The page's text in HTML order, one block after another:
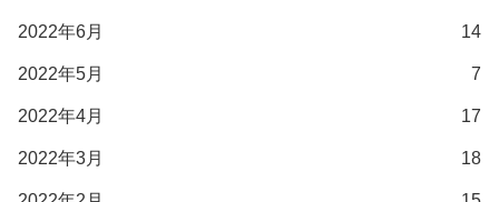
2022年6月 14
2022年5月 7
2022年4月 17
2022年3月 18